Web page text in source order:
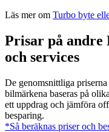
Läs mer om Turbo byte
Prisar på
och services
De genomsnittliga
bilmärkena baseras på
ett uppdrag och jämföra
besparing.
*Så beräknas priser och